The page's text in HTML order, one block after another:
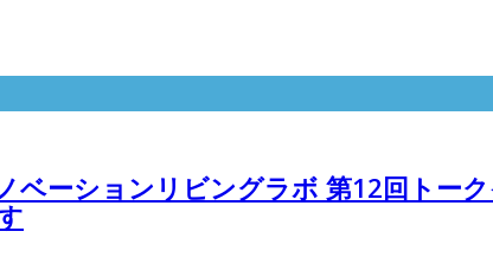
ベーションリビングラボ 第12回トー